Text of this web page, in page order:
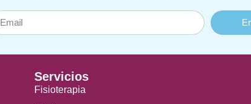
Servicios
Fisioterapia